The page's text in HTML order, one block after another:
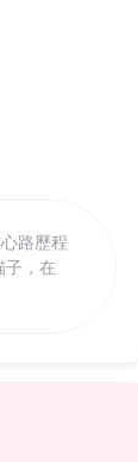
路歷程
子，在